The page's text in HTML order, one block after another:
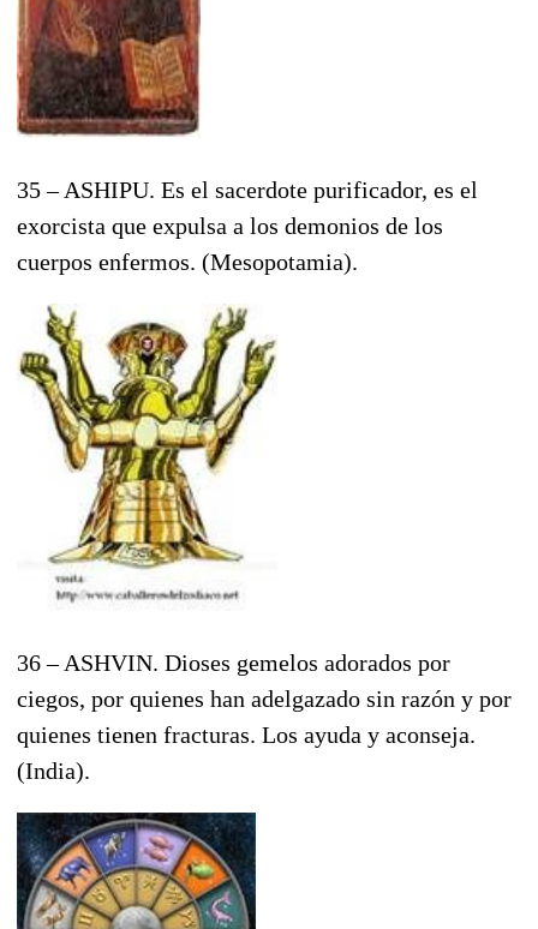
35 – ASHIPU. Es el sacerdote purificador, es el
exorcista que expulsa a los demonios de los
cuerpos enfermos. (Mesopotamia).
36 – ASHVIN. Dioses gemelos adorados por
ciegos, por quienes han adelgazado sin razón y por
quienes tienen fracturas. Los ayuda y aconseja.
(India).